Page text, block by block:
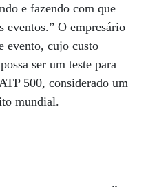
e fazendo com que
eventos.” O empresário
evento, cujo custo
ser um teste para
500, considerado um
mundial.